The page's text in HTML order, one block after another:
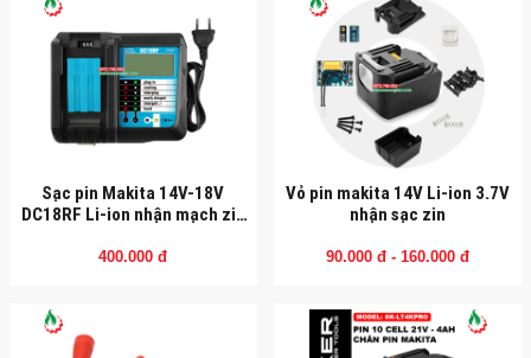
Sạc pin Makita 14V-18V
DC18RF Li-ion nhận mạch zin
400.000 đ
Vỏ pin makita 14V Li-ion 3.7V
nhận sạc zin
90.000 đ - 160.000 đ